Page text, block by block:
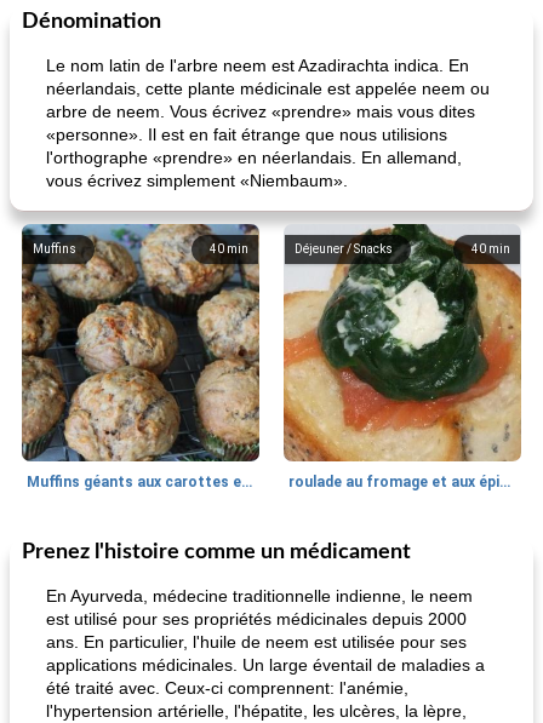
Dénomination
Le nom latin de l'arbre neem est Azadirachta indica. En
néerlandais, cette plante médicinale est appelée neem ou
arbre de neem. Vous écrivez «prendre» mais vous dites
«personne». Il est en fait étrange que nous utilisions
l'orthographe «prendre» en néerlandais. En allemand,
vous écrivez simplement «Niembaum».
40 min
Muffins
Muffins géants aux carottes et à la banane de Nif
40 min
Déjeuner / Snacks
roulade au fromage et aux épinards
30min
Marques de confiance: recettes et
Viande et volaille
Prenez l'histoire comme un médicament
En Ayurveda, médecine traditionnelle indienne, le neem
est utilisé pour ses propriétés médicinales depuis 2000
ans. En particulier, l'huile de neem est utilisée pour ses
applications médicinales. Un large éventail de maladies a
été traité avec. Ceux-ci comprennent: l'anémie,
l'hypertension artérielle, l'hépatite, les ulcères, la lèpre,